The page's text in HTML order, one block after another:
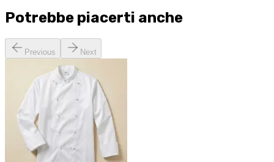
Potrebbe piacerti anche
Previous Next